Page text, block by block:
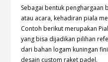
Sebagai bentuk penghargaan
atau acara, kehadiran piala
Contoh berikut merupakan
yang bisa dijadikan pilihan
dari bahan logam kuningan
desain custom raket padel.